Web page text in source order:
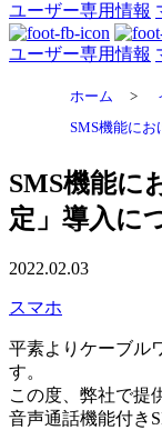
ユーザー専用情報
ユーザー専用情報
ホーム >
SMS機能にお
SMS機能に
定」導入に
2022.02.03
スマホ
平素よりケーブル
す。
この度、弊社で提
音声通話機能付き